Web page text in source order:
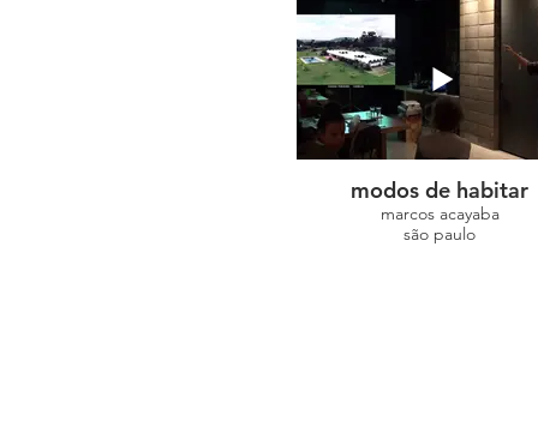
modos de habitar
marcos acayaba
são paulo